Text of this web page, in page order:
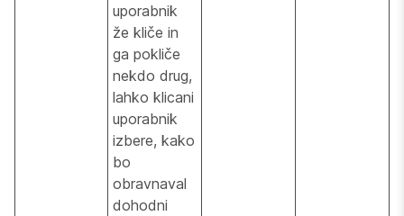
uporabnik
že kliče in
ga pokliče
nekdo drug,
lahko klicani
uporabnik
izbere, kako
bo
obravnaval
dohodni